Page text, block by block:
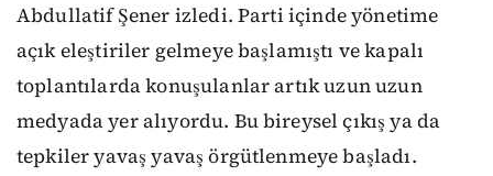
Abdullatif Şener izledi. Parti içinde yönetime
açık eleştiriler gelmeye başlamıştı ve kapalı
toplantılarda konuşulanlar artık uzun uzun
medyada yer alıyordu. Bu bireysel çıkış ya da
tepkiler yavaş yavaş örgütlenmeye başladı.